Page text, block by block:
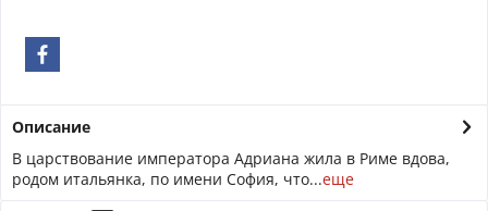
Описание
В царствование императора Адриана жила в Риме вдова,
родом итальянка, по имени София, что...еще